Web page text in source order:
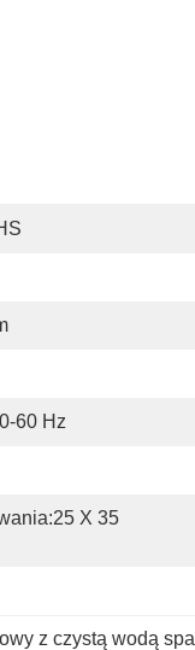
60 Hz
X 35
z czystą wodą spa